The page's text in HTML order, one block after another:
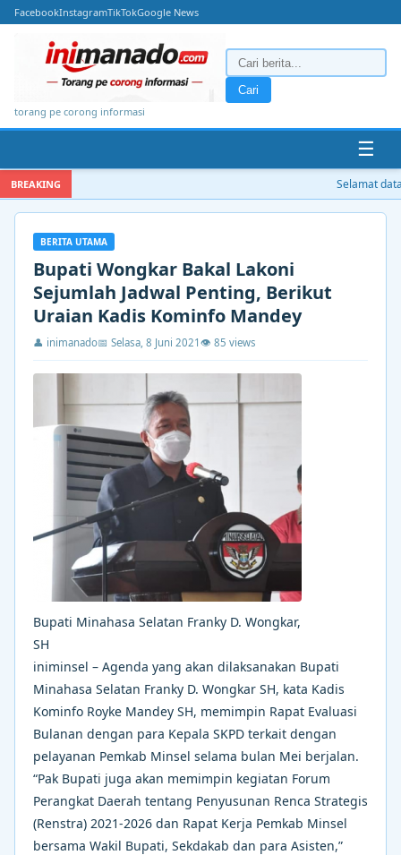
FacebookInstagramTikTokGoogle News
torang pe corong informasi
Cari
☰
BREAKING Selamat
BERITA UTAMA
Bupati Wongkar Bakal Lakoni
Sejumlah Jadwal Penting, Berikut
Uraian Kadis Kominfo Mandey
👤 inimanado📅 Selasa, 8 Juni 2021 👁 85 views
Bupati Minahasa Selatan Franky D. Wongkar,
SH
iniminsel – Agenda yang akan dilaksanakan Bupati
Minahasa Selatan Franky D. Wongkar SH, kata Kadis
Kominfo Royke Mandey SH, memimpin Rapat Evaluasi
Bulanan dengan para Kepala SKPD terkait dengan
pelayanan Pemkab Minsel selama bulan Mei berjalan.
“Pak Bupati juga akan memimpin kegiatan Forum
Perangkat Daerah tentang Penyusunan Renca Strategis
(Renstra) 2021-2026 dan Rapat Kerja Pemkab Minsel
bersama Wakil Bupati, Sekdakab dan para Asisten,”